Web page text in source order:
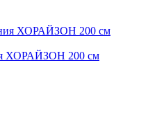
ХОРАЙЗОН 200 см